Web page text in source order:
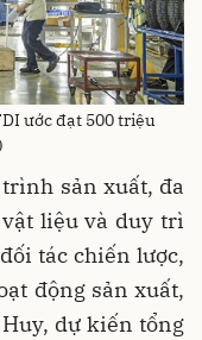
ước đạt 500 triệu
sản xuất, đa
liệu và duy trì
tác chiến lược,
động sản xuất,
dự kiến tổng